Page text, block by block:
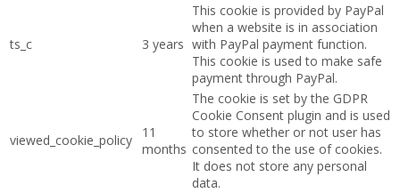
ts_c 3 years
This cookie is provided by PayPal
when a website is in association
with PayPal payment function.
This cookie is used to make safe
payment through PayPal.
viewed_cookie_policy
11
months
The cookie is set by the GDPR
Cookie Consent plugin and is used
to store whether or not user has
consented to the use of cookies.
It does not store any personal
data.